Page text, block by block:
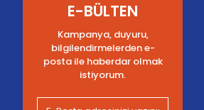
E-BÜLTEN
Kampanya, duyuru,
bilgilendirmelerden e-
posta ile haberdar olmak
istiyorum.